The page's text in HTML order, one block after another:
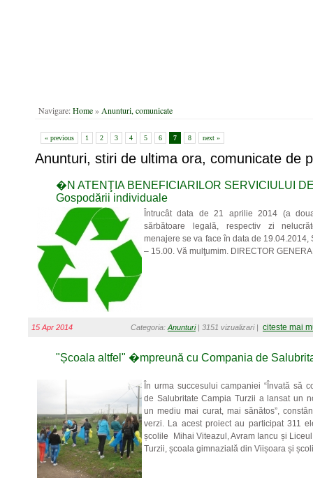
Navigare:Home» Anunturi, comunicate
« previous 1 2 3 4 5 6 7 8 next »
Anunturi, stiri de ultima ora, comunicate de
�N ATENŢIA BENEFICIARILOR SERVICIULUI
Gospodării individuale
Întrucât data de 21 aprilie 2014 (a
sărbătoare legală, respectiv zi
menajere se va face în data de 19.04.2014,
– 15.00. Vă mulţumim. DIRECTOR
15 Apr 2014 Categoria: Anunturi| 3151 vizualizari | citeste mai
"Școala altfel" �mpreună cu Compania de
În urma succesului campaniei “Învată să
de Salubritate Campia Turzii a lansat un
un mediu mai curat, mai sănătos”,
verzi. La acest proiect au participat 311
școlile Mihai Viteazul, Avram Iancu și
Turzii, școala gimnazială din Viișoara și